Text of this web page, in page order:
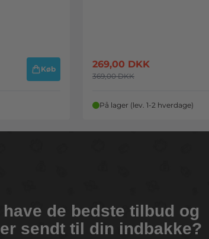
Køb 269,00 DKK
369,00DKK
På lager (lev. 1-2 hverdage)
de bedste tilbud og
sendt til din indbakke?